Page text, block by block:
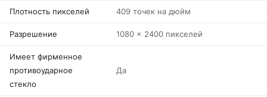
Плотность пикселей 409 точек на дюйм
Разрешение 1080 x 2400 пикселей
Имеет фирменное
противоударное
стекло
Да